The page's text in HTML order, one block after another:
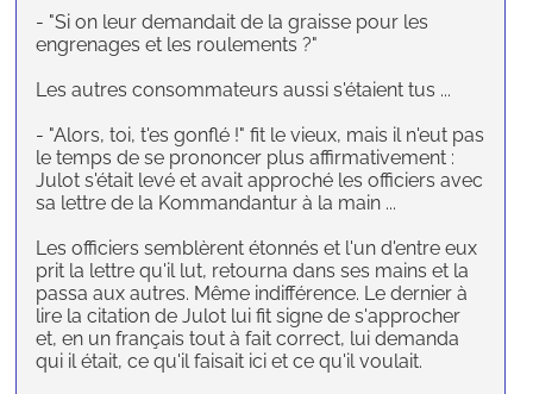
- "Si on leur demandait de la graisse pour les
engrenages et les roulements ?"
Les autres consommateurs aussi s'étaient tus ...
- "Alors, toi, t'es gonflé !" fit le vieux, mais il n'eut pas
le temps de se prononcer plus affirmativement :
Julot s'était levé et avait approché les officiers avec
sa lettre de la Kommandantur à la main ...
Les officiers semblèrent étonnés et l'un d'entre eux
prit la lettre qu'il lut, retourna dans ses mains et la
passa aux autres. Même indifférence. Le dernier à
lire la citation de Julot lui fit signe de s'approcher
et, en un français tout à fait correct, lui demanda
qui il était, ce qu'il faisait ici et ce qu'il voulait.